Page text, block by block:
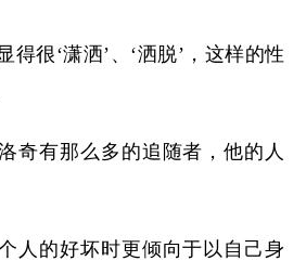
得很‘潇洒’、‘洒脱’，这样的性
奇有那么多的追随者，他的人
人的好坏时更倾向于以自己身